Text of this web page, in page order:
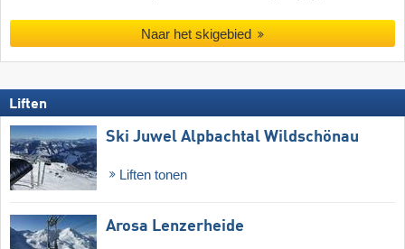
Naar het skigebied
Liften
Ski Juwel Alpbachtal Wildschönau
Liften tonen
Arosa Lenzerheide